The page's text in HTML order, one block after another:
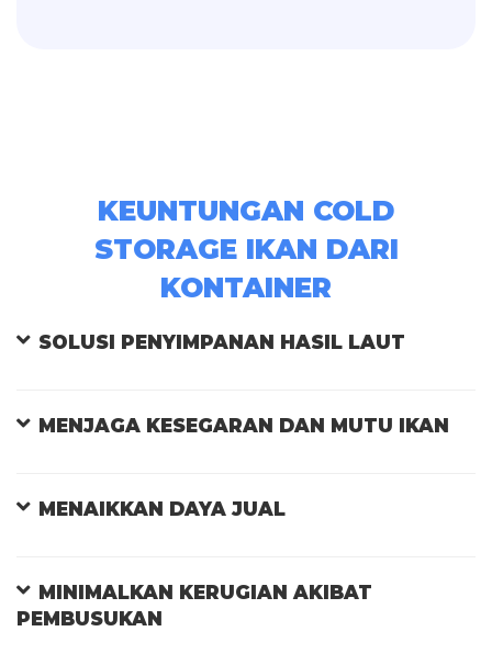
KEUNTUNGAN COLD
STORAGE IKAN DARI
KONTAINER
SOLUSI PENYIMPANAN HASIL LAUT
MENJAGA KESEGARAN DAN MUTU IKAN
MENAIKKAN DAYA JUAL
MINIMALKAN KERUGIAN AKIBAT
PEMBUSUKAN